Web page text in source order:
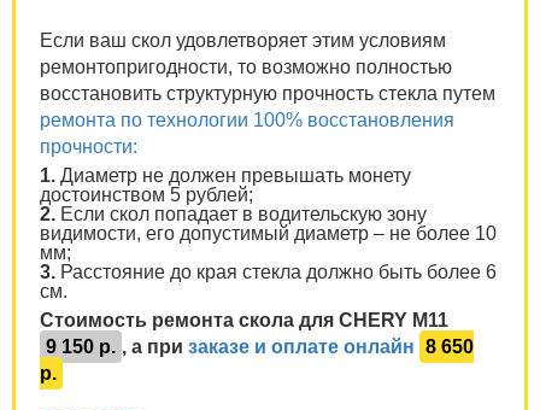
Если ваш скол удовлетворяет этим условиям
ремонтопригодности, то возможно полностью
восстановить структурную прочность стекла путем
ремонта по технологии 100% восстановления
прочности:
1. Диаметр не должен превышать монету
достоинством 5 рублей;
2. Если скол попадает в водительскую зону
видимости, его допустимый диаметр – не более 10
мм;
3. Расстояние до края стекла должно быть более 6
см.
Стоимость ремонта скола для CHERY M11
9 150 р. , а при заказе и оплате онлайн 8 650
р.